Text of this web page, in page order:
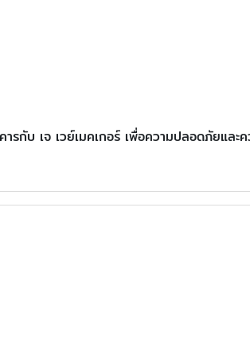
กับ เจ เวย์เมคเกอร์ เพื่อความปลอดภัยและ